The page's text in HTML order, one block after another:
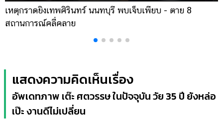
เหตุกราดยิงเทพศิรินทร์ นนทบุรี พบเจ็บเพียบ - ตาย 8
สถานการณ์คลี่คลาย
แสดงความคิดเห็นเรื่อง
อัพเดทภาพ เต๊ะ ศตวรรษ ในปัจจุบัน วัย 35 ปี ยังหล่อ
เป๊ะ งานดีไม่เปลี่ยน